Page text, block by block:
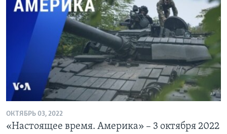
ОКТЯБРЬ 03, 2022
«Настоящее время. Америка» – 3 октября 2022